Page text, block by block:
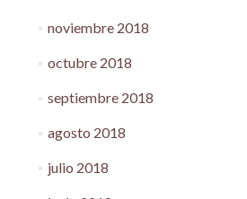
noviembre 2018
octubre 2018
septiembre 2018
agosto 2018
julio 2018